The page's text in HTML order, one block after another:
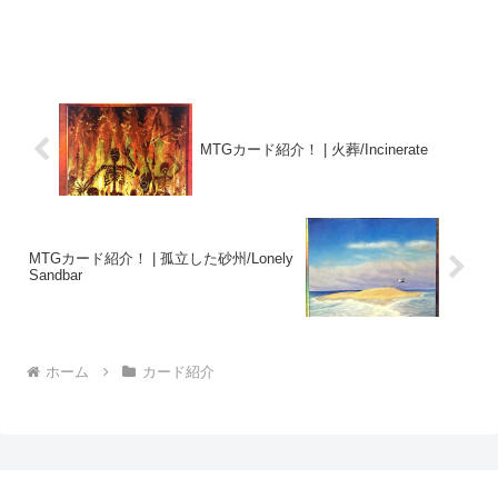
MTGカード紹介！ | 火葬/Incinerate
MTGカード紹介！ | 孤立した砂州/Lonely
Sandbar
ホーム カード紹介